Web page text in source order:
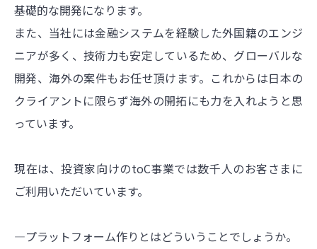
基礎的な開発になります。
また、当社には金融システムを経験した外国籍のエンジ
ニアが多く、技術力も安定しているため、グローバルな
開発、海外の案件もお任せ頂けます。これからは日本の
クライアントに限らず海外の開拓にも力を入れようと思
っています。
現在は、投資家向けのtoC事業では数千人のお客さまに
ご利用いただいています。
―プラットフォーム作りとはどういうことでしょうか。